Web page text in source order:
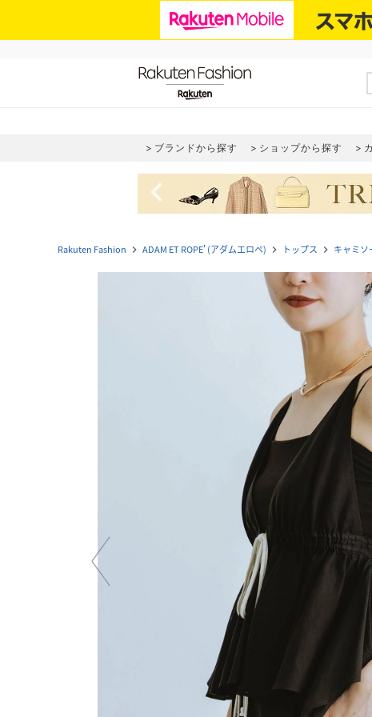
ブランドから探す ショップから探す
navigate_before
Rakuten Fashion navigate_next ADAM ET ROPE' (アダムエロペ) navigate_next トップス navigate_next キャミソ